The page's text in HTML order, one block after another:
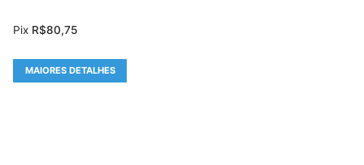
Pix R$80,75
MAIORES DETALHES